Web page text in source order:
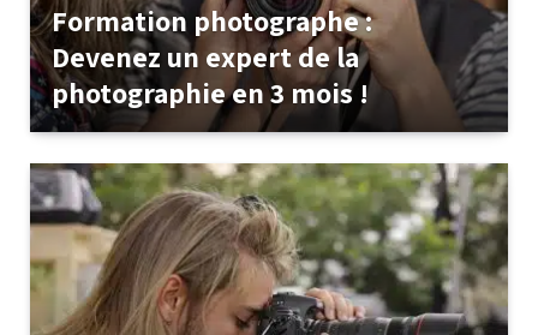
Formation photographe :
Devenez un expert de la
photographie en 3 mois !